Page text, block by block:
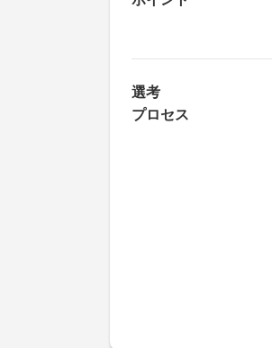
選考
プロセス